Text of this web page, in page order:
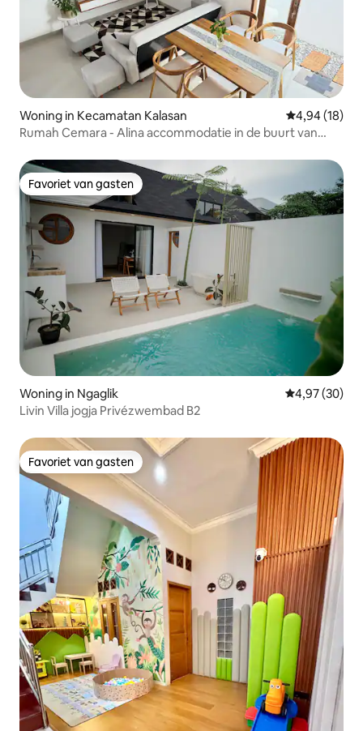
Woning in Kecamatan Kalasan Gemiddelde
4,94 (18)
Rumah Cemara - Alina accommodatie in de buurt van
Favoriet van gasten
Favoriet van gasten
Woning in Ngaglik Gemiddelde
4,97 (30)
Livin Villa jogja Privézwembad B2
Favoriet van gasten
Favoriet van gasten